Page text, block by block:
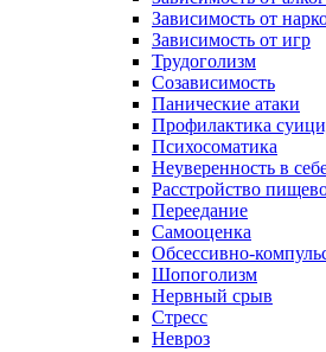
Зависимость от
Зависимость от игр
Трудоголизм
Созависимость
Панические атаки
Профилактика
Психосоматика
Неуверенность в
Расстройство
Переедание
Самооценка
Обсессивно-
Шопоголизм
Нервный срыв
Стресс
Невроз